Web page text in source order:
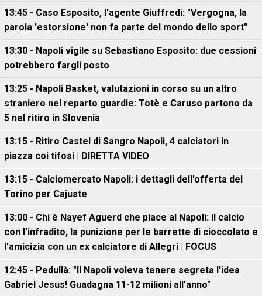
13:45 - Caso Esposito, l'agente Giuffredi: "Vergogna, la
parola 'estorsione' non fa parte del mondo dello sport"
13:30 - Napoli vigile su Sebastiano Esposito: due cessioni
potrebbero fargli posto
13:25 - Napoli Basket, valutazioni in corso su un altro
straniero nel reparto guardie: Totè e Caruso partono da
5 nel ritiro in Slovenia
13:15 - Ritiro Castel di Sangro Napoli, 4 calciatori in
piazza coi tifosi | DIRETTA VIDEO
13:15 - Calciomercato Napoli: i dettagli dell'offerta del
Torino per Cajuste
13:00 - Chi è Nayef Aguerd che piace al Napoli: il calcio
con l'infradito, la punizione per le barrette di cioccolato e
l'amicizia con un ex calciatore di Allegri | FOCUS
12:45 - Pedullà: "Il Napoli voleva tenere segreta l'idea
Gabriel Jesus! Guadagna 11-12 milioni all'anno"